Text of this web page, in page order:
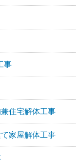
事
住宅解体工事
家屋解体工事